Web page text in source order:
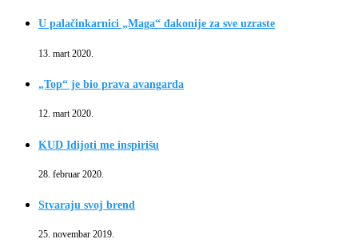
U palačinkarnici „Maga“ đakonije za sve uzraste
13. mart 2020.
„Top“ je bio prava avangarda
12. mart 2020.
KUD Idijoti me inspirišu
28. februar 2020.
Stvaraju svoj brend
25. novembar 2019.